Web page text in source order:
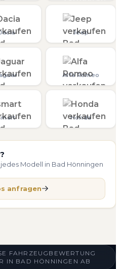
Jeep
Alfa Romeo
Honda
Modell in Bad Hönningen
anfragen
FAHRZEUGBEWERTUNG
IN BAD HÖNNINGEN AB